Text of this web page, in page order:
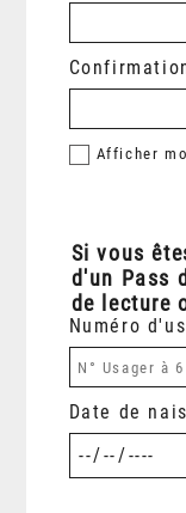
Afficher
Si vous
d'un Pass
de lecture
Numéro
Date de